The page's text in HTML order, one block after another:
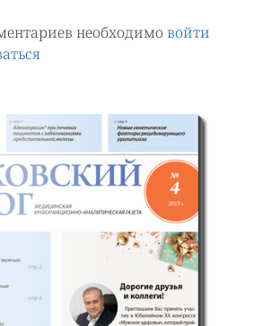
необходимо войти